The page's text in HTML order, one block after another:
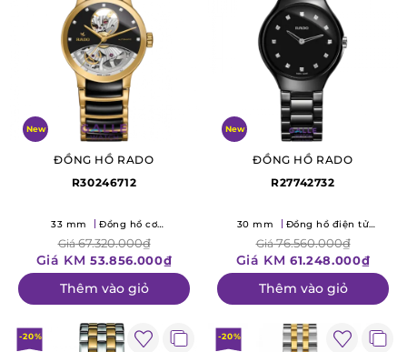
New
ĐỒNG HỒ RADO
R30246712
33 mm
Đồng hồ cơ
Giá67.320.000₫
Giá KM 53.856.000₫
Thêm vào giỏ
New
ĐỒNG HỒ RADO
R27742732
30 mm
Đồng hồ điện tử
Giá76.560.000₫
Giá KM 61.248.000₫
Thêm vào giỏ
-20% -20%